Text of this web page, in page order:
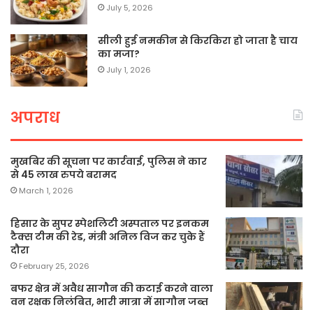
July 5, 2026
सीली हुई नमकीन से किरकिरा हो जाता है चाय
का मजा?
July 1, 2026
अपराध
मुखबिर की सूचना पर कार्रवाई, पुलिस ने कार
से 45 लाख रुपये बरामद
March 1, 2026
हिसार के सुपर स्पेशलिटी अस्पताल पर इनकम
टैक्स टीम की रेड, मंत्री अनिल विज कर चुके हैं
दौरा
February 25, 2026
बफर क्षेत्र में अवैध सागौन की कटाई करने वाला
वन रक्षक निलंबित, भारी मात्रा में सागौन जब्त